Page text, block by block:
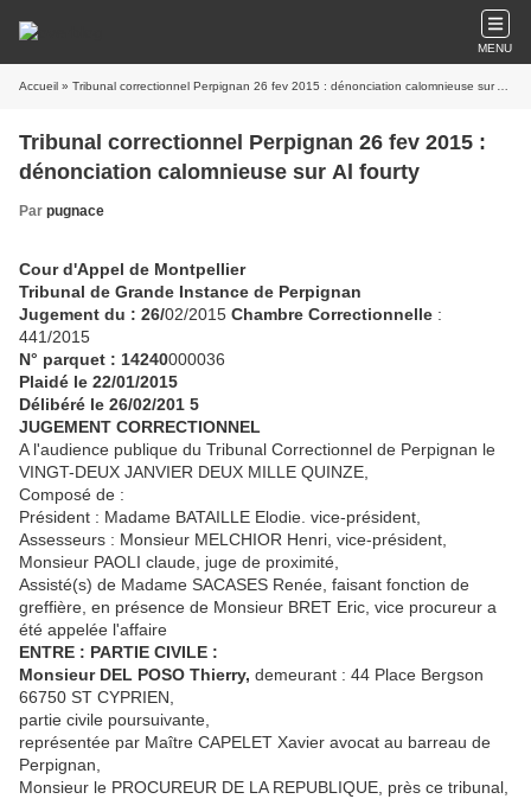
MENU
Accueil » Tribunal correctionnel Perpignan 26 fev 2015 : dénonciation calomnieuse sur Al fourty
Tribunal correctionnel Perpignan 26 fev 2015 :
dénonciation calomnieuse sur Al fourty
Par pugnace
Cour d'Appel de Montpellier
Tribunal de Grande Instance de Perpignan
Jugement du : 26/02/2015 Chambre Correctionnelle :
441/2015
N° parquet : 14240000036
Plaidé le 22/01/2015
Délibéré le 26/02/201 5
JUGEMENT CORRECTIONNEL
A l'audience publique du Tribunal Correctionnel de Perpignan le
VINGT-DEUX JANVIER DEUX MILLE QUINZE,
Composé de :
Président : Madame BATAILLE Elodie. vice-président,
Assesseurs : Monsieur MELCHIOR Henri, vice-président,
Monsieur PAOLI claude, juge de proximité,
Assisté(s) de Madame SACASES Renée, faisant fonction de
greffière, en présence de Monsieur BRET Eric, vice procureur a
été appelée l'affaire
ENTRE : PARTIE CIVILE :
Monsieur DEL POSO Thierry, demeurant : 44 Place Bergson
66750 ST CYPRIEN,
partie civile poursuivante,
représentée par Maître CAPELET Xavier avocat au barreau de
Perpignan,
Monsieur le PROCUREUR DE LA REPUBLIQUE, près ce tribunal,